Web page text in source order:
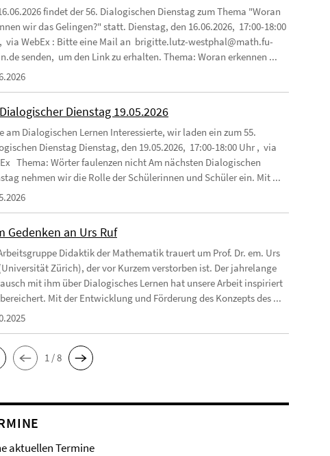
findet der 56. Dialogischen Dienstag zum Thema "Woran
wir das Gelingen?" statt. Dienstag, den 16.06.2026, 17:00-18:00
via WebEx : Bitte eine Mail an brigitte.lutz-westphal@math.fu-
senden, um den Link zu erhalten. Thema: Woran erkennen ...
Dienstag 19.05.2026
am Dialogischen Lernen Interessierte, wir laden ein zum 55.
Dienstag Dienstag, den 19.05.2026, 17:00-18:00 Uhr , via
Thema: Wörter faulenzen nicht Am nächsten Dialogischen
nehmen wir die Rolle der Schülerinnen und Schüler ein. Mit ...
Gedenken an Urs Ruf
Didaktik der Mathematik trauert um Prof. Dr. em. Urs
Zürich), der vor Kurzem verstorben ist. Der jahrelange
mit ihm über Dialogisches Lernen hat unsere Arbeit inspiriert
Mit der Entwicklung und Förderung des Konzepts des ...
1 / 8
aktuellen Termine